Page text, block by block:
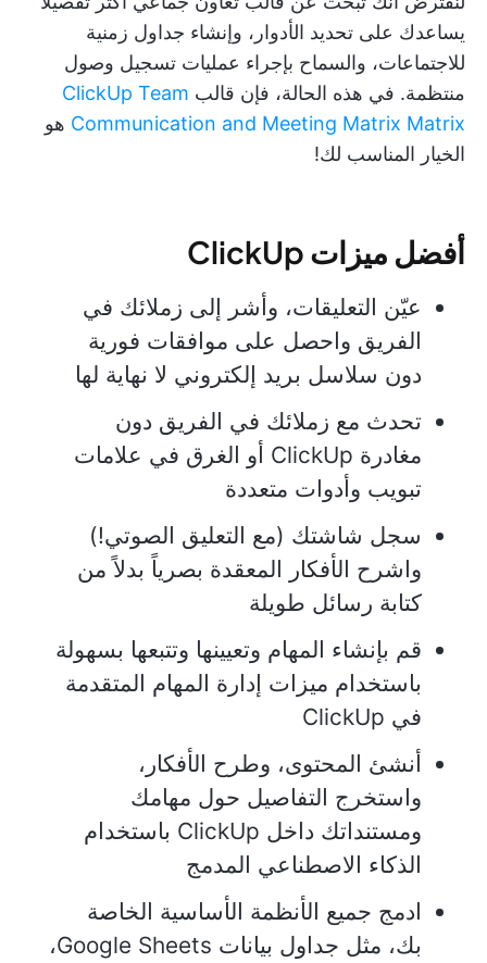
يساعدك على تحديد الأدوار، وإنشاء جداول زمنية
للاجتماعات، والسماح بإجراء عمليات تسجيل وصول
منتظمة. في هذه الحالة، فإن قالب ClickUp Team
Communication and Meeting Matrix Matrix هو
الخيار المناسب لك!
أفضل ميزات ClickUp
عيّن التعليقات، وأشر إلى زملائك في
الفريق واحصل على موافقات فورية
دون سلاسل بريد إلكتروني لا نهاية لها
تحدث مع زملائك في الفريق دون
مغادرة ClickUp أو الغرق في علامات
تبويب وأدوات متعددة
سجل شاشتك (مع التعليق الصوتي!)
واشرح الأفكار المعقدة بصرياً بدلاً من
كتابة رسائل طويلة
قم بإنشاء المهام وتعيينها وتتبعها بسهولة
باستخدام ميزات إدارة المهام المتقدمة
في ClickUp
أنشئ المحتوى، وطرح الأفكار،
واستخرج التفاصيل حول مهامك
ومستنداتك داخل ClickUp باستخدام
الذكاء الاصطناعي المدمج
ادمج جميع الأنظمة الأساسية الخاصة
بك، مثل جداول بيانات Google Sheets،